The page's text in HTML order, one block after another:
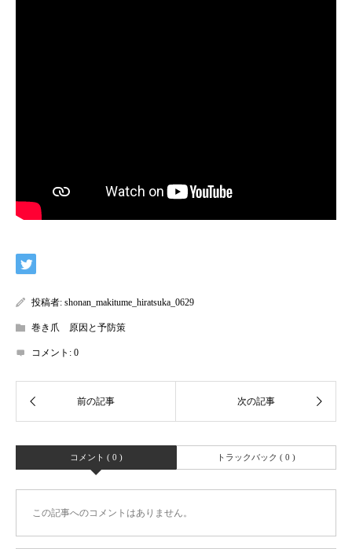
投稿者: shonan_makitume_hiratsuka_0629
巻き爪 原因と予防策
コメント: 0
コメント ( 0 ) トラックバック ( 0 )
この記事へのコメントはありません。